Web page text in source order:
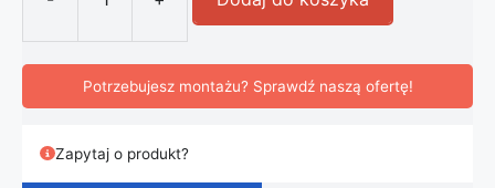
ilość FLOS Almendra Linear
Potrzebujesz montażu? Sprawdź naszą ofertę!
Zapytaj o produkt?